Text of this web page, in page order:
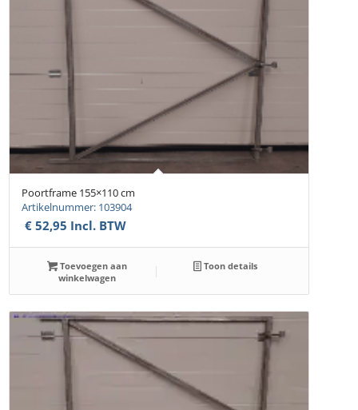
Poortframe 155×110 cm
Artikelnummer: 103904
€ 52,95 Incl. BTW
Toevoegen aan
winkelwagen
Toon details